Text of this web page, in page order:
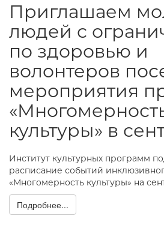
Приглашаем
людей с
по здоровью и
волонтеров
мероприятия
культуры» в
Институт культурных программ
расписание событий
«Многомерность культуры» на
Подробнее...